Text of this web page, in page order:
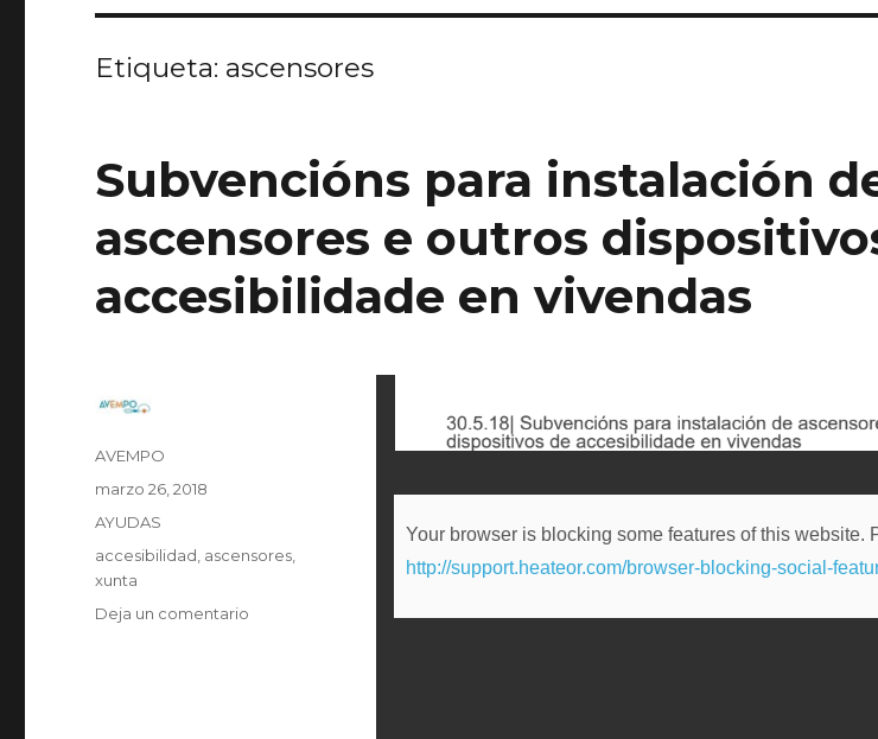
Etiqueta: ascensores
Subvencións para instalación
ascensores e outros
accesibilidade en vivendas
Autor
AVEMPO
Publicado
marzo 26, 2018
Categorías
AYUDAS
Etiquetas
accesibilidad ascensores
xunta
Deja un comentario
Your browser is blocking some features of this website.
http://support.heateor.com/browser-blocking-social-